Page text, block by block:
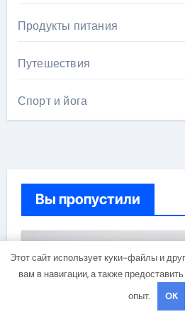
Продукты питания
Путешествия
Спорт и йога
Вы пропустили
Диеты
Этот сайт использует куки-файлы и
вам в навигации, а также
опыт.
OK